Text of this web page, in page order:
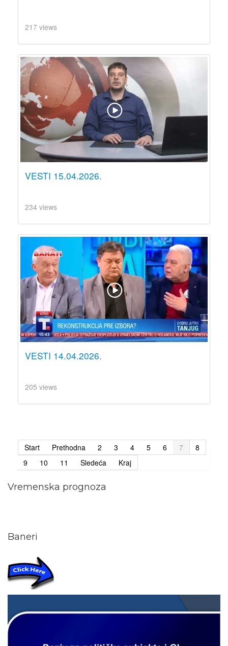
217 views
VESTI 15.04.2026.
234 views
VESTI 14.04.2026.
205 views
Start Prethodna 2 3 4 5 6 7
8
9
10 11 Sledeća Kraj
Vremenska prognoza
Baneri